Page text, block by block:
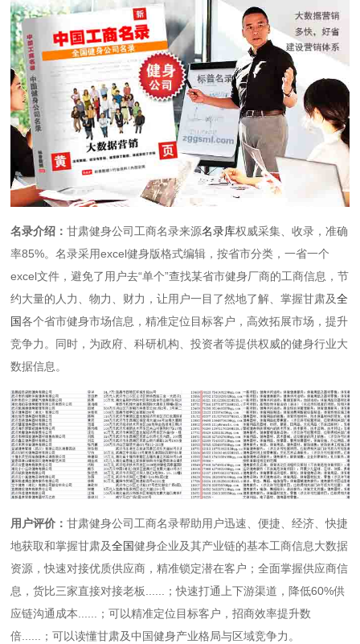
名录介绍：甘肃健身公司工商名录来源名录库权威采集、收录，准确
率85%。名录采用excel健身版格式编辑，按省市分类，一省一个
excel文件，避免了用户去“单个”查找某省市健身厂商的工商信息，节
约大量的人力、物力、财力，让用户一目了然地了解、掌握甘肃及全
国各个省市健身市场信息，精准定位目标客户，高效拓展市场，提升
竞争力。同时，为政府、科研机构、投资者等提供权威的健身行业大
数据信息。
用户评价：甘肃健身公司工商名录帮助用户迅速、便捷、经济、快捷
地获取和掌握甘肃及全国健身企业及其产业链的基本工商信息大数据
资源，快速对接优质供应商，精准锁定潜在客户；全面掌握供应商信
息，货比三家直接对接老板......；快速打通上下游渠道，降低60%供
应链沟通成本......；可以精准定位目标客户，招商效率提升数
倍......；可以读懂甘肃及中国健身产业格局与区域竞争力。